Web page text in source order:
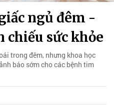
ngủ đêm -
chiếu sức khỏe
trong đêm, nhưng khoa học
báo sớm cho các bệnh tim